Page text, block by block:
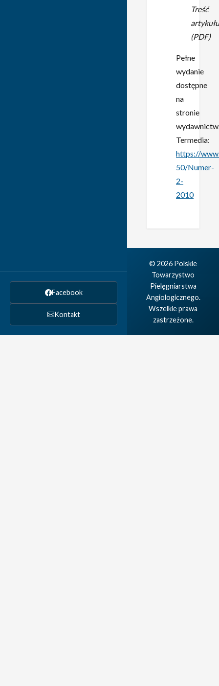
Facebook
Kontakt
Treść
artykułu
(PDF)
Pełne
wydanie
dostępne
na
stronie
Termedia:
https://
50/Numer-
2-
2010
© 2026 Polskie
Towarzystwo
Pielęgniarstwa
Angiologicznego.
Wszelkie prawa
zastrzeżone.